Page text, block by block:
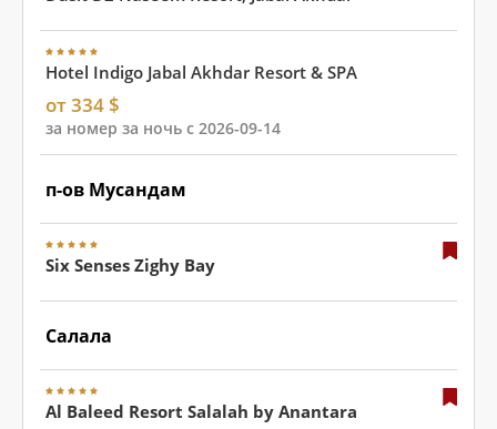
Hotel Indigo Jabal Akhdar Resort & SPA
от 334 $
за номер за ночь с 2026-09-14
п-ов Мусандам
Six Senses Zighy Bay
Салала
Al Baleed Resort Salalah by Anantara